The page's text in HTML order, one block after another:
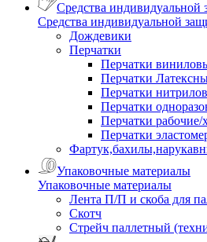
Средства индивидуальной
Средства индивидуальной
Дождевики
Перчатки
Перчатки
Перчатки
Перчатки
Перчатки
Перчатки рабочие/
Перчатки
Упаковочные материалы
Упаковочные материалы
Лента П/П и скоба для
Скотч
Стрейч паллетный